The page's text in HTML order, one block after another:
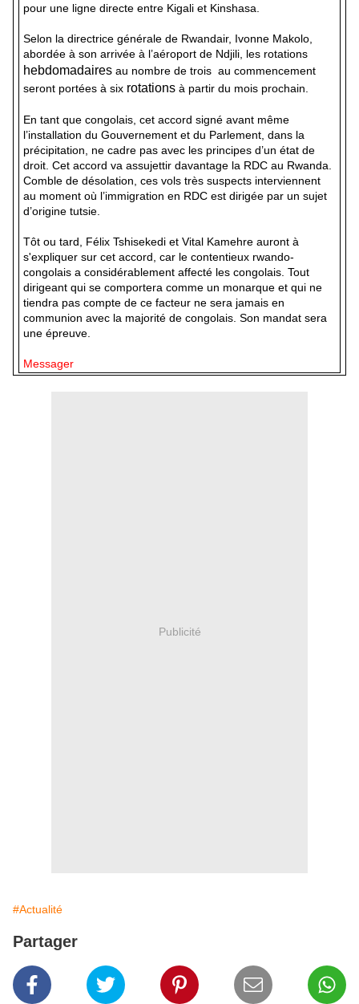
pour une ligne directe entre Kigali et Kinshasa.
Selon la directrice générale de Rwandair, Ivonne Makolo,
abordée à son arrivée à l’aéroport de Ndjili, les rotations
hebdomadairesau nombre de trois au commencement
seront portées à six rotations à partir du mois prochain.
En tant que congolais, cet accord signé avant même
l’installation du Gouvernement et du Parlement, dans la
précipitation, ne cadre pas avec les principes d’un état de
droit. Cet accord va assujettir davantage la RDC au Rwanda.
Comble de désolation, ces vols très suspects interviennent
au moment où l’immigration en RDC est dirigée par un sujet
d’origine tutsie.
Tôt ou tard, Félix Tshisekedi et Vital Kamehre auront à
s'expliquer sur cet accord, car le contentieux rwando-
congolais a considérablement affecté les congolais. Tout
dirigeant qui se comportera comme un monarque et qui ne
tiendra pas compte de ce facteur ne sera jamais en
communion avec la majorité de congolais. Son mandat sera
une épreuve.
Messager
Publicité
#Actualité
Partager